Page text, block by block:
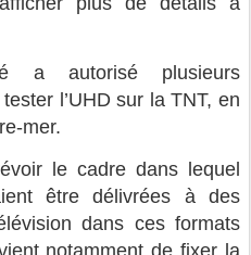
a autorisé plusieurs
l’UHD sur la TNT, en
mer.
le cadre dans lequel
être délivrées à des
dans ces formats
notamment de fixer la